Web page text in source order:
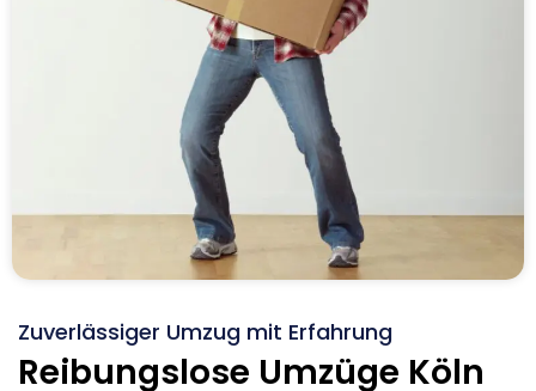
Zuverlässiger Umzug mit Erfahrung
Reibungslose Umzüge Köln